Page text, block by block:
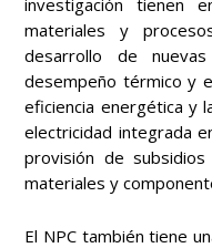
materiales y
desarrollo de
desempeño térmico y
eficiencia energética y
electricidad integrada
provisión de
materiales y
El NPC también tiene